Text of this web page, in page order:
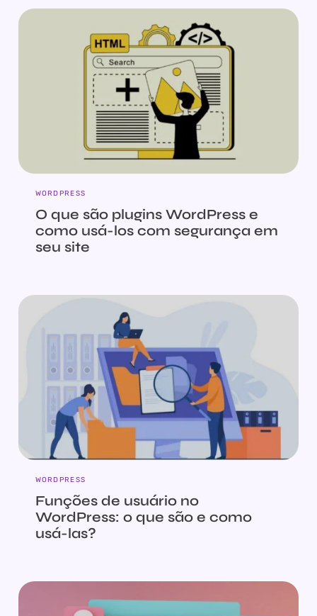
WORDPRESS
O que são plugins WordPress e
como usá-los com segurança em
seu site
WORDPRESS
Funções de usuário no
WordPress: o que são e como
usá-las?